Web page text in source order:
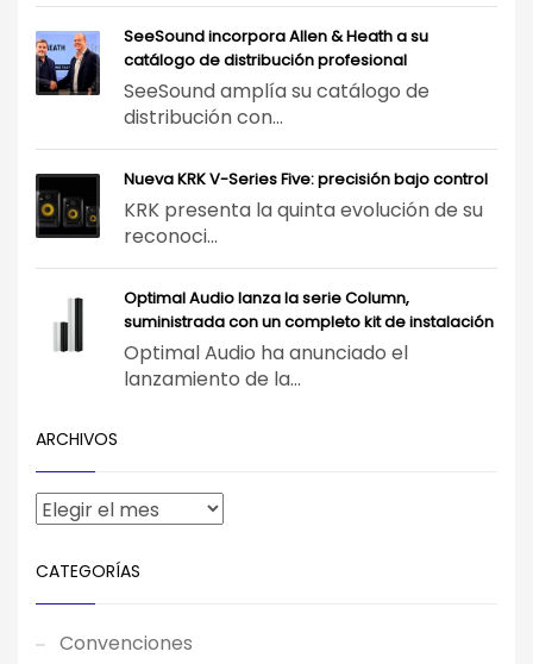
SeeSound incorpora Allen & Heath a su
catálogo de distribución profesional
SeeSound amplía su catálogo de
distribución con...
Nueva KRK V-Series Five: precisión bajo control
KRK presenta la quinta evolución de su
reconoci...
Optimal Audio lanza la serie Column,
suministrada con un completo kit de instalación
Optimal Audio ha anunciado el
lanzamiento de la...
ARCHIVOS
CATEGORÍAS
Convenciones